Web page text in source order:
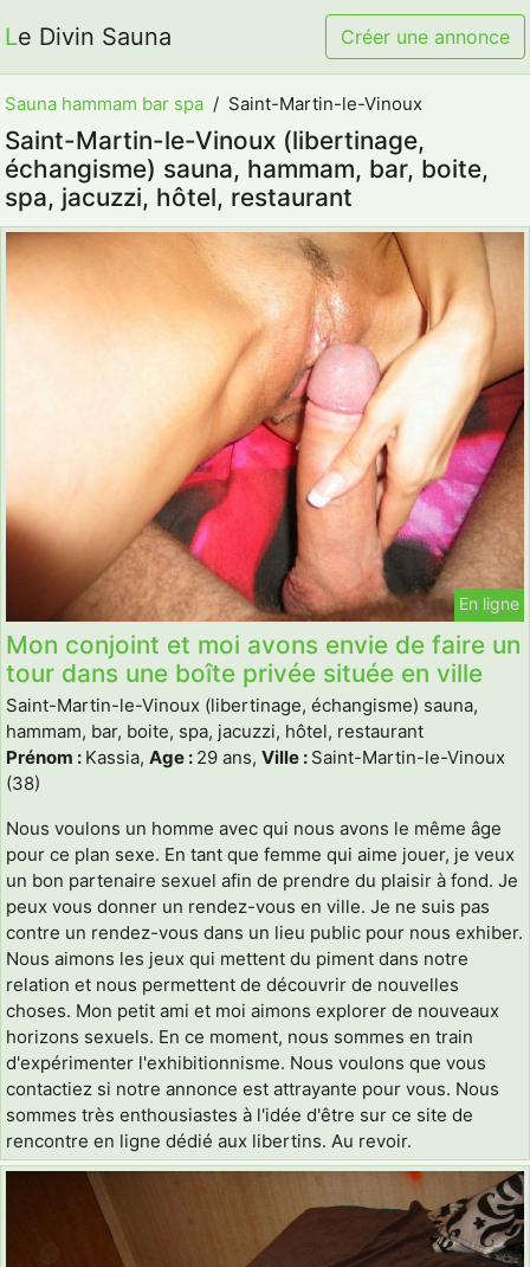
Le Divin Sauna Créer une annonce
Sauna hammam bar spa Saint-Martin-le-Vinoux
Saint-Martin-le-Vinoux (libertinage,
échangisme) sauna, hammam, bar, boite,
spa, jacuzzi, hôtel, restaurant
En ligne
Mon conjoint et moi avons envie de faire un
tour dans une boîte privée située en ville
Saint-Martin-le-Vinoux (libertinage, échangisme) sauna,
hammam, bar, boite, spa, jacuzzi, hôtel, restaurant
Prénom : Kassia, Age : 29 ans, Ville : Saint-Martin-le-Vinoux
(38)
Nous voulons un homme avec qui nous avons le même âge
pour ce plan sexe. En tant que femme qui aime jouer, je veux
un bon partenaire sexuel afin de prendre du plaisir à fond. Je
peux vous donner un rendez-vous en ville. Je ne suis pas
contre un rendez-vous dans un lieu public pour nous exhiber.
Nous aimons les jeux qui mettent du piment dans notre
relation et nous permettent de découvrir de nouvelles
choses. Mon petit ami et moi aimons explorer de nouveaux
horizons sexuels. En ce moment, nous sommes en train
d'expérimenter l'exhibitionnisme. Nous voulons que vous
contactiez si notre annonce est attrayante pour vous. Nous
sommes très enthousiastes à l'idée d'être sur ce site de
rencontre en ligne dédié aux libertins. Au revoir.